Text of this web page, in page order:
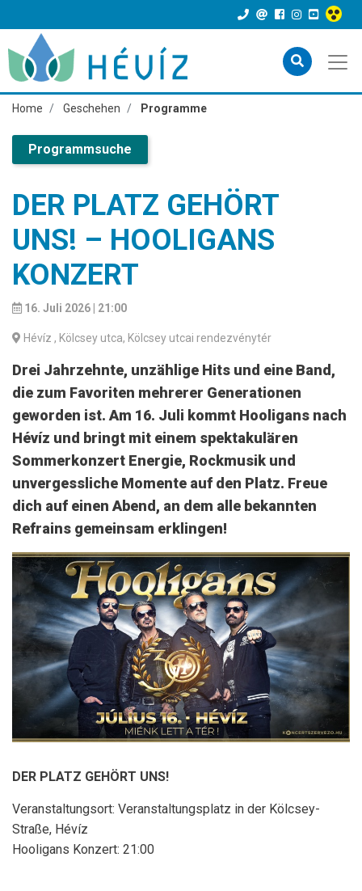
Home Geschehen Programme
Programmsuche
DER PLATZ GEHÖRT
UNS! – HOOLIGANS
KONZERT
16. Juli 2026 | 21:00
Hévíz , Kölcsey utca, Kölcsey utcai rendezvénytér
Drei Jahrzehnte, unzählige Hits und eine Band,
die zum Favoriten mehrerer Generationen
geworden ist. Am 16. Juli kommt Hooligans nach
Hévíz und bringt mit einem spektakulären
Sommerkonzert Energie, Rockmusik und
unvergessliche Momente auf den Platz. Freue
dich auf einen Abend, an dem alle bekannten
Refrains gemeinsam erklingen!
DER PLATZ GEHÖRT UNS!
Veranstaltungsort: Veranstaltungsplatz in der Kölcsey-
Straße, Hévíz
Hooligans Konzert: 21:00